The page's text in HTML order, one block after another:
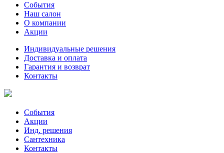
События
Наш салон
О компании
Акции
Индивидуальные решения
Доставка и оплата
Гарантия и возврат
Контакты
События
Акции
Инд. решения
Сантехника
Контакты